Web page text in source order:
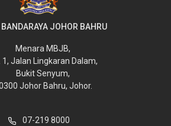
JOHOR BAHRU
Menara MBJB,
1, Jalan Lingkaran Dalam,
Bukit Senyum,
Johor Bahru, Johor.
07-219 8000